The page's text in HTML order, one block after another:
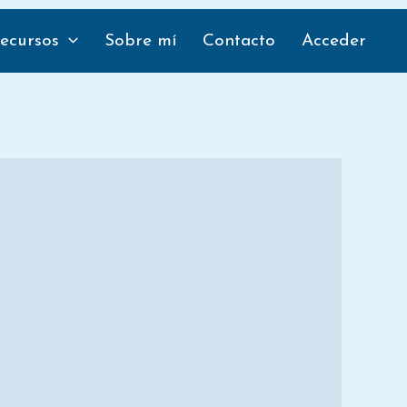
Sobre mí Contacto Acceder
en